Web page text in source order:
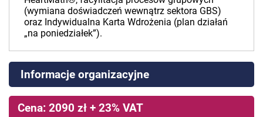
(wymiana doświadczeń wewnątrz sektora GBS)
oraz Indywidualna Karta Wdrożenia (plan działań
„na poniedziałek”).
Informacje organizacyjne
Cena: 2090 zł + 23% VAT